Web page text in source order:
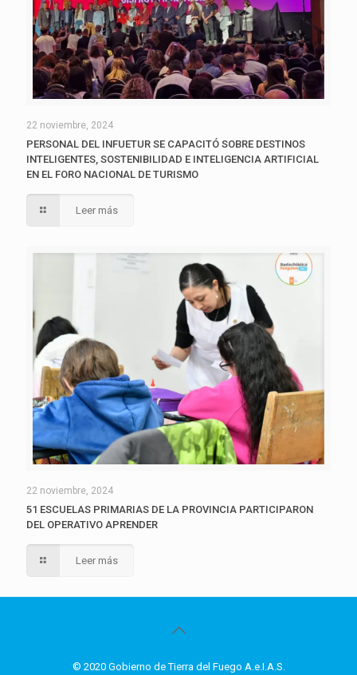
22 noviembre, 2024
PERSONAL DEL INFUETUR SE CAPACITÓ SOBRE DESTINOS
INTELIGENTES, SOSTENIBILIDAD E INTELIGENCIA ARTIFICIAL
EN EL FORO NACIONAL DE TURISMO
Leer más
22 noviembre, 2024
51 ESCUELAS PRIMARIAS DE LA PROVINCIA PARTICIPARON
DEL OPERATIVO APRENDER
Leer más
© 2020 Gobierno de Tierra del Fuego A.e.I.A.S.